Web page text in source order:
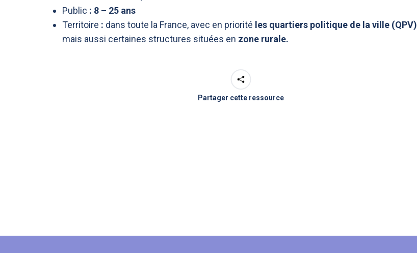
Public : 8 – 25 ans
Territoire : dans toute la France, avec en priorité les quartiers politique de la ville (QPV)
mais aussi certaines structures situées en zone rurale.
Partager cette ressource